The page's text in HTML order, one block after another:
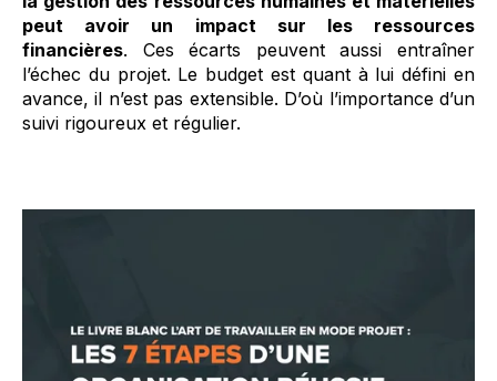
peut avoir un impact sur les ressources
financières. Ces écarts peuvent aussi entraîner
l’échec du projet. Le budget est quant à lui défini en
avance, il n’est pas extensible. D’où l’importance d’un
suivi rigoureux et régulier.